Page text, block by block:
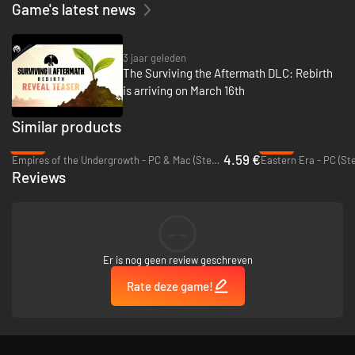
Game's latest news
3 jaar geleden
The Surviving the Aftermath DLC: Rebirth
is arriving on March 16th
Similar products
Empires of the Undergrowth - PC & Mac (Steam) 4.59 €Eastern Era - PC
Reviews
Er is nog geen review geschreven
Rate deze game!